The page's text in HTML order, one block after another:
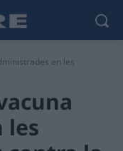
en les
les